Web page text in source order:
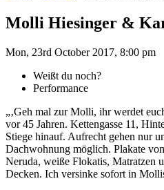
Molli Hiesinger &
Mon, 23rd October 2017, 8:00 pm
Weißt du noch?
Performance
„‚Geh mal zur Molli, ihr werdet
vor 45 Jahren. Kettengasse 11,
Stiege hinauf. Aufrecht gehen nur
Dachwohnung möglich. Plakate
Neruda, weiße Flokatis, Matratzen
Decken. Ich versinke sofort in